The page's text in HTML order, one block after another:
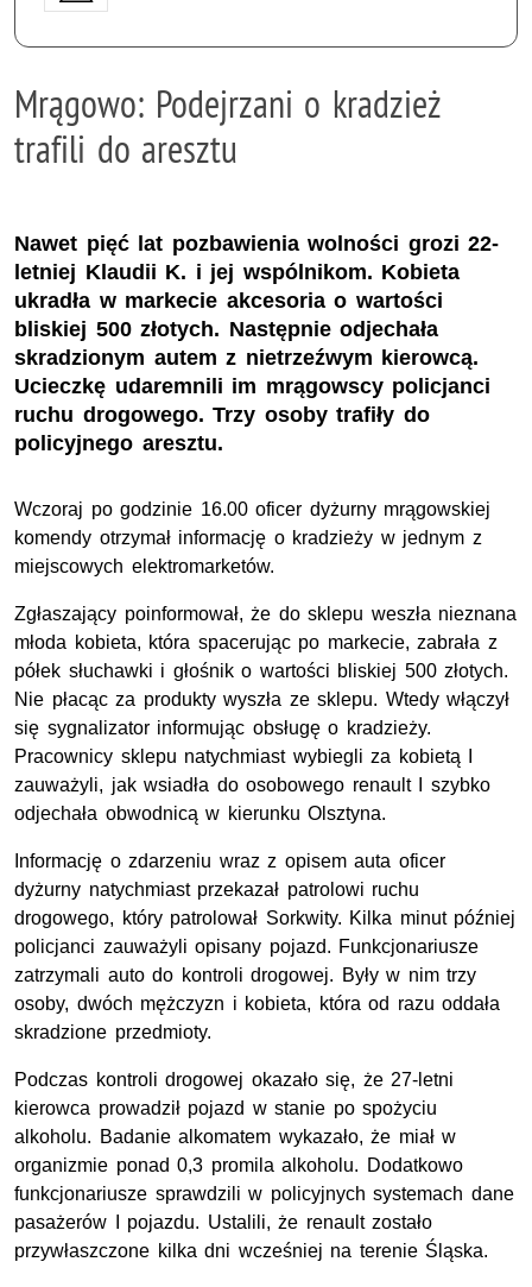
Mrągowo: Podejrzani o kradzież
trafili do aresztu
Nawet pięć lat pozbawienia wolności grozi 22-
letniej Klaudii K. i jej wspólnikom. Kobieta
ukradła w markecie akcesoria o wartości
bliskiej 500 złotych. Następnie odjechała
skradzionym autem z nietrzeźwym kierowcą.
Ucieczkę udaremnili im mrągowscy policjanci
ruchu drogowego. Trzy osoby trafiły do
policyjnego aresztu.
Wczoraj po godzinie 16.00 oficer dyżurny mrągowskiej
komendy otrzymał informację o kradzieży w jednym z
miejscowych elektromarketów.
Zgłaszający poinformował, że do sklepu weszła nieznana
młoda kobieta, która spacerując po markecie, zabrała z
półek słuchawki i głośnik o wartości bliskiej 500 złotych.
Nie płacąc za produkty wyszła ze sklepu. Wtedy włączył
się sygnalizator informując obsługę o kradzieży.
Pracownicy sklepu natychmiast wybiegli za kobietą I
zauważyli, jak wsiadła do osobowego renault I szybko
odjechała obwodnicą w kierunku Olsztyna.
Informację o zdarzeniu wraz z opisem auta oficer
dyżurny natychmiast przekazał patrolowi ruchu
drogowego, który patrolował Sorkwity. Kilka minut później
policjanci zauważyli opisany pojazd. Funkcjonariusze
zatrzymali auto do kontroli drogowej. Były w nim trzy
osoby, dwóch mężczyzn i kobieta, która od razu oddała
skradzione przedmioty.
Podczas kontroli drogowej okazało się, że 27-letni
kierowca prowadził pojazd w stanie po spożyciu
alkoholu. Badanie alkomatem wykazało, że miał w
organizmie ponad 0,3 promila alkoholu. Dodatkowo
funkcjonariusze sprawdzili w policyjnych systemach dane
pasażerów I pojazdu. Ustalili, że renault zostało
przywłaszczone kilka dni wcześniej na terenie Śląska.